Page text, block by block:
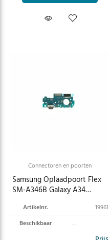
Connectoren en poorten
Samsung Oplaadpoort Flex
SM-A346B Galaxy A34
Artikelnr.
19961
Beschikbaar